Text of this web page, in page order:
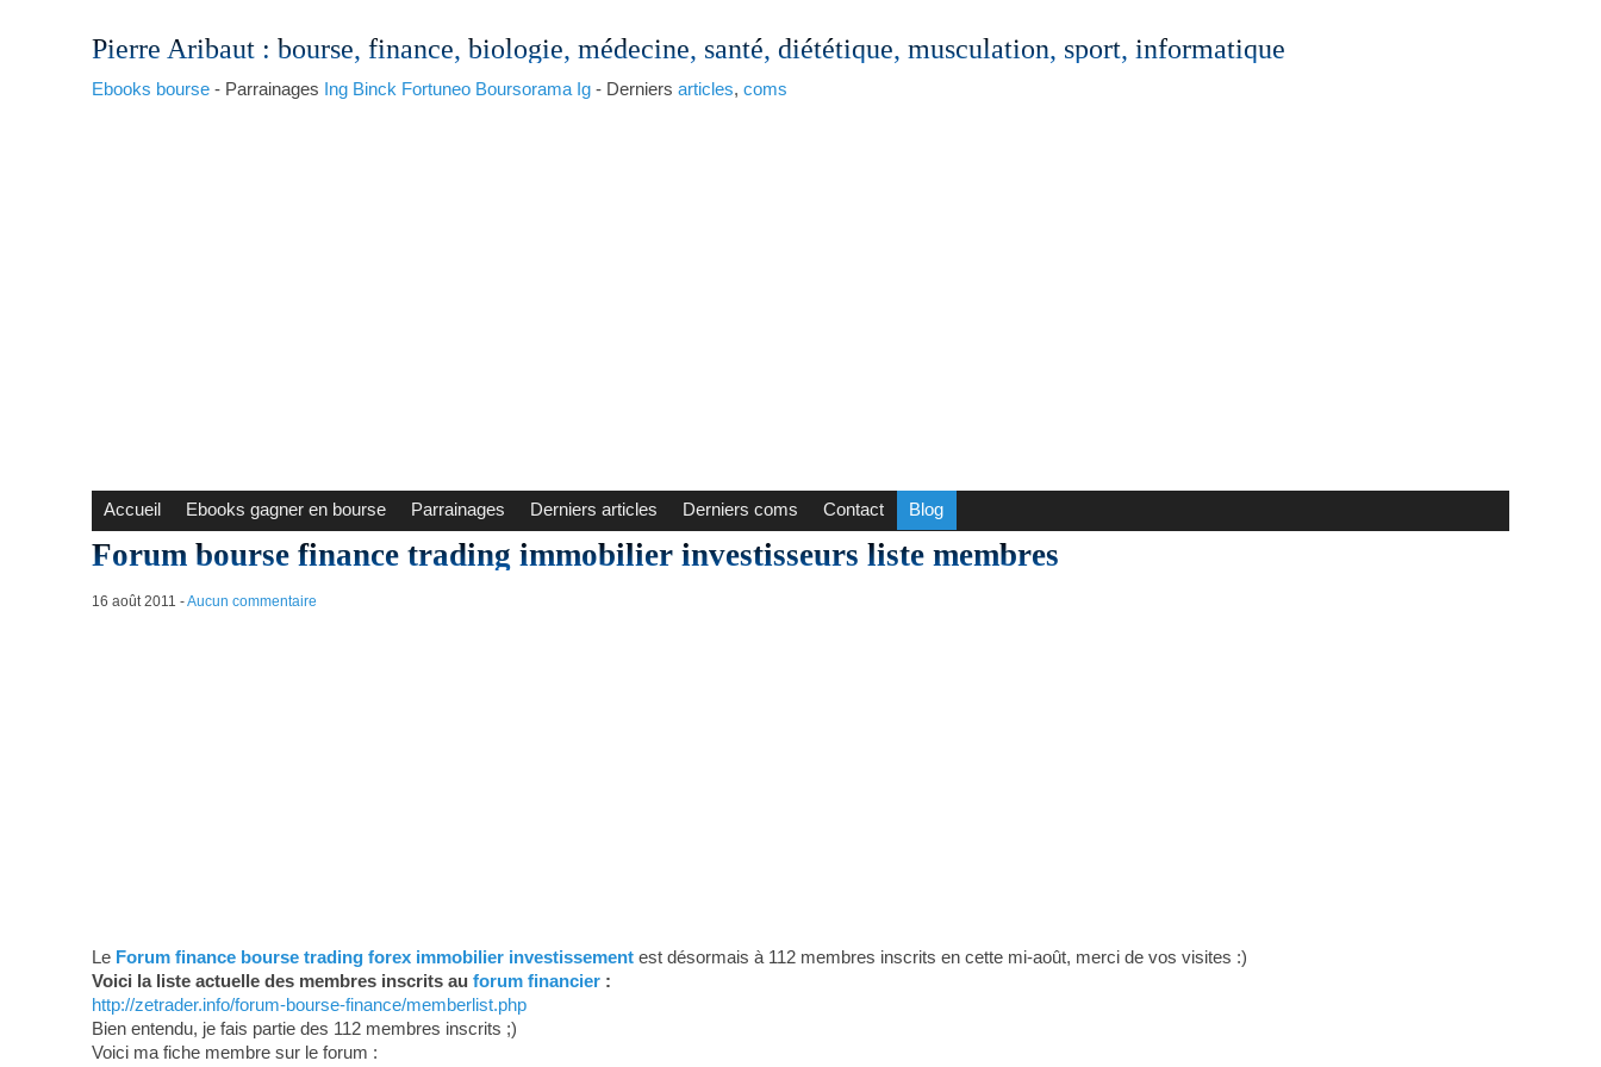
Pierre Aribaut: bourse, finance, biologie, médecine, santé, diététique, musculation, sport, informatique
Ebooks bourse- Parrainages Ing Binck Fortuneo Boursorama Ig- Derniers articles, coms
Accueil Ebooks gagner en bourse Parrainages Derniers articles Derniers coms Contact Blog
Forum bourse finance trading immobilier investisseurs liste membres
16 août 2011 -Aucun commentaire
Le Forum finance bourse trading forex immobilier investissementest désormais à 112 membres inscrits en cette mi-août, merci de vos visites :)
Voici la liste actuelle des membres inscrits au forum financier:
http://zetrader.info/forum-bourse-finance/memberlist.php
Bien entendu, je fais partie des 112 membres inscrits ;)
Voici ma fiche membre sur le forum :